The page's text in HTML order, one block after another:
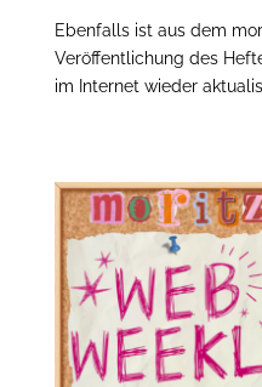
Ebenfalls ist aus dem
Veröffentlichung des
im Internet wieder